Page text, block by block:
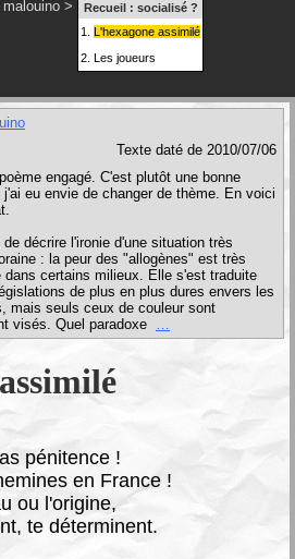
malouino > Recueil : socialisé ?
1. L'hexagone assimilé
2. Les joueurs
Texte daté de 2010/07/06
engagé. C'est plutôt une bonne
j'ai eu envie de changer de thème. En voici
décrire l'ironie d'une situation très
: la peur des "allogènes" est très
dans certains milieux. Elle s'est traduite
de plus en plus dures envers les
mais seuls ceux de couleur sont
visés. Quel paradoxe …
pénitence !
en France !
ou l'origine,
te déterminent.